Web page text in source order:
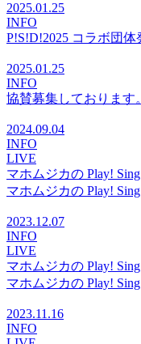
2025.01.25
INFO
P!S!D!2025 コラボ団体
2025.01.25
INFO
協賛募集しております。
2024.09.04
INFO
LIVE
マホムジカの Play!
マホムジカの Play!
2023.12.07
INFO
LIVE
マホムジカの Play!
マホムジカの Play!
2023.11.16
INFO